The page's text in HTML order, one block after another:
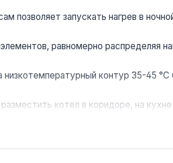
позволяет запускать нагрев в
равномерно распределяя
контур 35-45 °C
котел в коридоре, на кухне